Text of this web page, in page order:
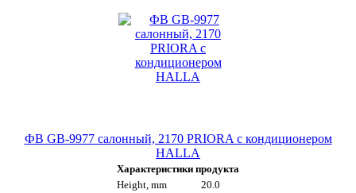
ФВ GB-9977 салонный, 2170 PRIORA с кондиционером
HALLA
Характеристики продукта
Height, mm
20.0